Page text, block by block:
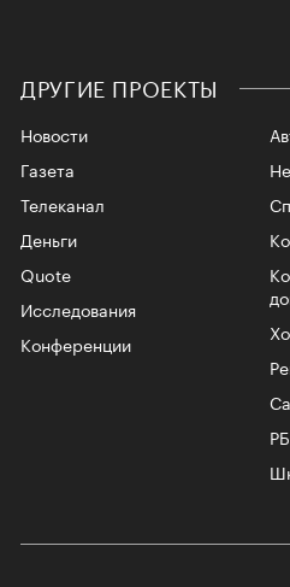
ДРУГИЕ ПРОЕКТЫ
Новости
Газета
Телеканал
Деньги
Quote
Исследования
Конференции